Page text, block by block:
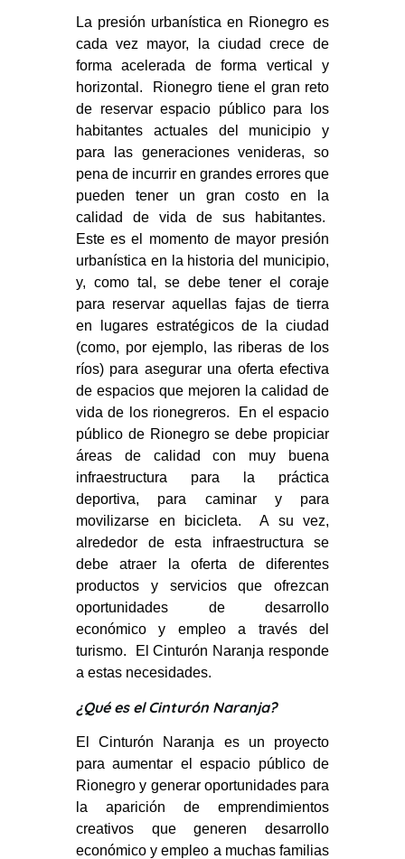
La presión urbanística en Rionegro es
cada vez mayor, la ciudad crece de
forma acelerada de forma vertical y
horizontal. Rionegro tiene el gran reto
de reservar espacio público para los
habitantes actuales del municipio y
para las generaciones venideras, so
pena de incurrir en grandes errores que
pueden tener un gran costo en la
calidad de vida de sus habitantes.
Este es el momento de mayor presión
urbanística en la historia del municipio,
y, como tal, se debe tener el coraje
para reservar aquellas fajas de tierra
en lugares estratégicos de la ciudad
(como, por ejemplo, las riberas de los
ríos) para asegurar una oferta efectiva
de espacios que mejoren la calidad de
vida de los rionegreros. En el espacio
público de Rionegro se debe propiciar
áreas de calidad con muy buena
infraestructura para la práctica
deportiva, para caminar y para
movilizarse en bicicleta. A su vez,
alrededor de esta infraestructura se
debe atraer la oferta de diferentes
productos y servicios que ofrezcan
oportunidades de desarrollo
económico y empleo a través del
turismo. El Cinturón Naranja responde
a estas necesidades.
¿Qué es el Cinturón Naranja?
El Cinturón Naranja es un proyecto
para aumentar el espacio público de
Rionegro y generar oportunidades para
la aparición de emprendimientos
creativos que generen desarrollo
económico y empleo a muchas familias